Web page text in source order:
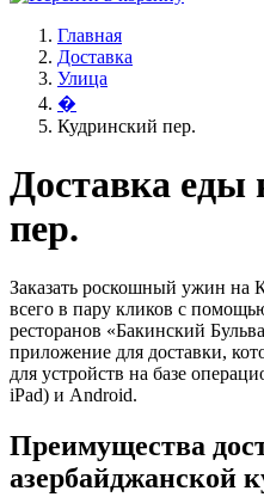
Главная
Доставка
Улица
�
Кудринский пер.
Доставка еды
пер.
Заказать роскошный ужин на
всего в пару кликов с
ресторанов «Бакинский
приложение для доставки,
для устройств на базе
iPad) и Android.
Преимущества
азербайджанской